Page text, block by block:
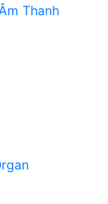
Thanh